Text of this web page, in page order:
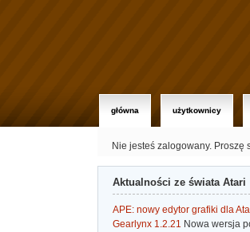
główna użytkownicy
Nie jesteś zalogowany. Proszę
Aktualności ze świata Atari
APE: nowy edytor grafiki dla
Gearlynx 1.2.21 Nowa wersja